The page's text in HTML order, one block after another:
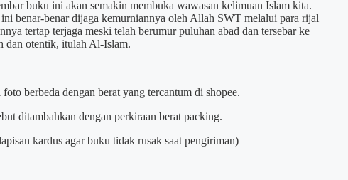
buku ini akan semakin membuka wawasan kelimuan Islam kita.
benar-benar dijaga kemurniannya oleh Allah SWT melalui para rijal
tertap terjaga meski telah berumur puluhan abad dan tersebar ke
dan otentik, itulah Al-Islam.
berbeda dengan berat yang tercantum di shopee.
ditambahkan dengan perkiraan berat packing.
kardus agar buku tidak rusak saat pengiriman)